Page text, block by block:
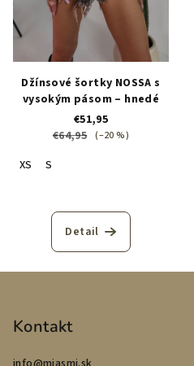
Džínsové šortky NOSSA s
vysokým pásom – hnedé
€51,95
€64,95 (–20 %)
XS S
Detail
Kontakt